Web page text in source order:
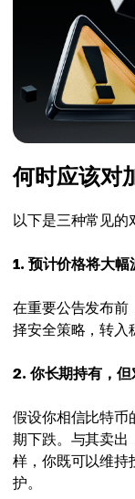
何时应该对
以下是三种常见的
1. 预计价格将大幅
在重要公告发布前
择安全策略，转入
2. 你长期持有，
假设你相信比特币
期下跌。与其卖出
样，你既可以维持
护。